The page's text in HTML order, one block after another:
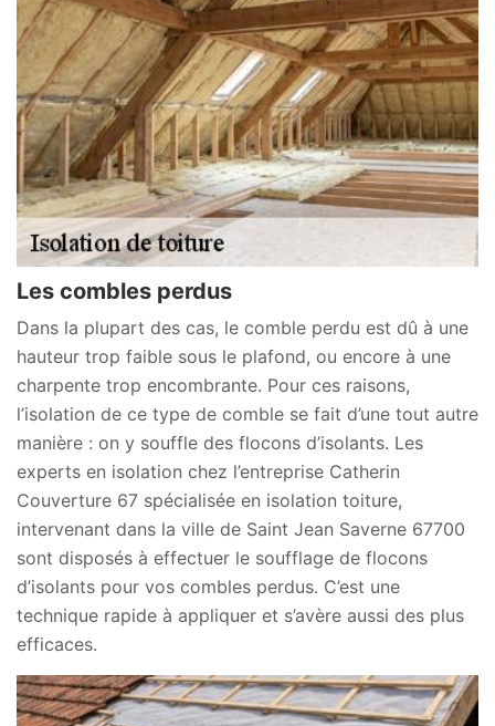
Les combles perdus
Dans la plupart des cas, le comble perdu est dû à une
hauteur trop faible sous le plafond, ou encore à une
charpente trop encombrante. Pour ces raisons,
l’isolation de ce type de comble se fait d’une tout autre
manière : on y souffle des flocons d’isolants. Les
experts en isolation chez l’entreprise Catherin
Couverture 67 spécialisée en isolation toiture,
intervenant dans la ville de Saint Jean Saverne 67700
sont disposés à effectuer le soufflage de flocons
d’isolants pour vos combles perdus. C’est une
technique rapide à appliquer et s’avère aussi des plus
efficaces.